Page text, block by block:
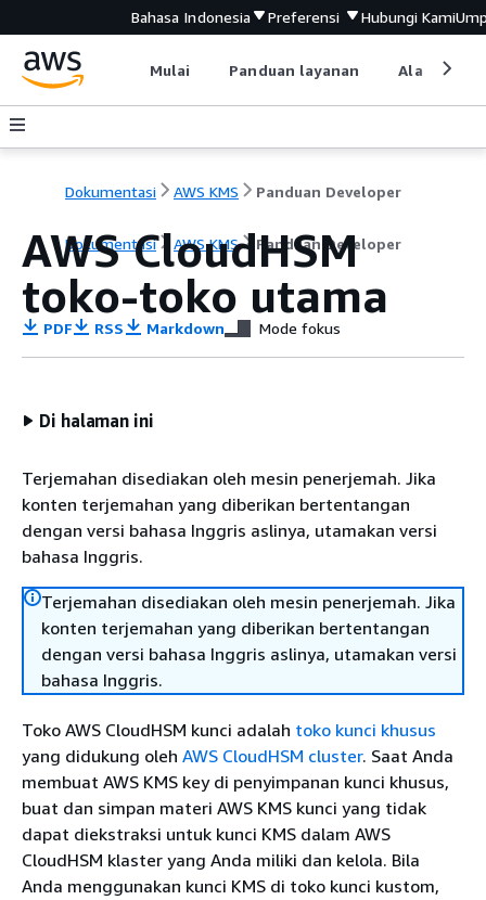
Bahasa Indonesia Preferensi Hubungi Kami
Mulai Panduan layanan Alat
Dokumentasi AWS KMS Panduan Developer
Dokumentasi AWS KMS Panduan Developer
AWS CloudHSM
toko-toko utama
PDF RSS Markdown Mode fokus
Di halaman ini
Terjemahan disediakan oleh mesin penerjemah. Jika
konten terjemahan yang diberikan bertentangan
dengan versi bahasa Inggris aslinya, utamakan versi
bahasa Inggris.
Terjemahan disediakan oleh mesin penerjemah. Jika
konten terjemahan yang diberikan bertentangan
dengan versi bahasa Inggris aslinya, utamakan versi
bahasa Inggris.
Toko AWS CloudHSM kunci adalah toko kunci khusus
yang didukung oleh AWS CloudHSM cluster. Saat Anda
membuat AWS KMS key di penyimpanan kunci khusus,
buat dan simpan materi AWS KMS kunci yang tidak
dapat diekstraksi untuk kunci KMS dalam AWS
CloudHSM klaster yang Anda miliki dan kelola. Bila
Anda menggunakan kunci KMS di toko kunci kustom,